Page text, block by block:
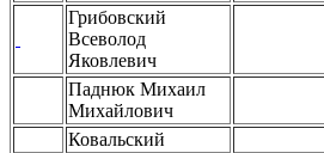
Грибовский
Всеволод
Яковлевич
Паднюк Михаил
Михайлович
Ковальский